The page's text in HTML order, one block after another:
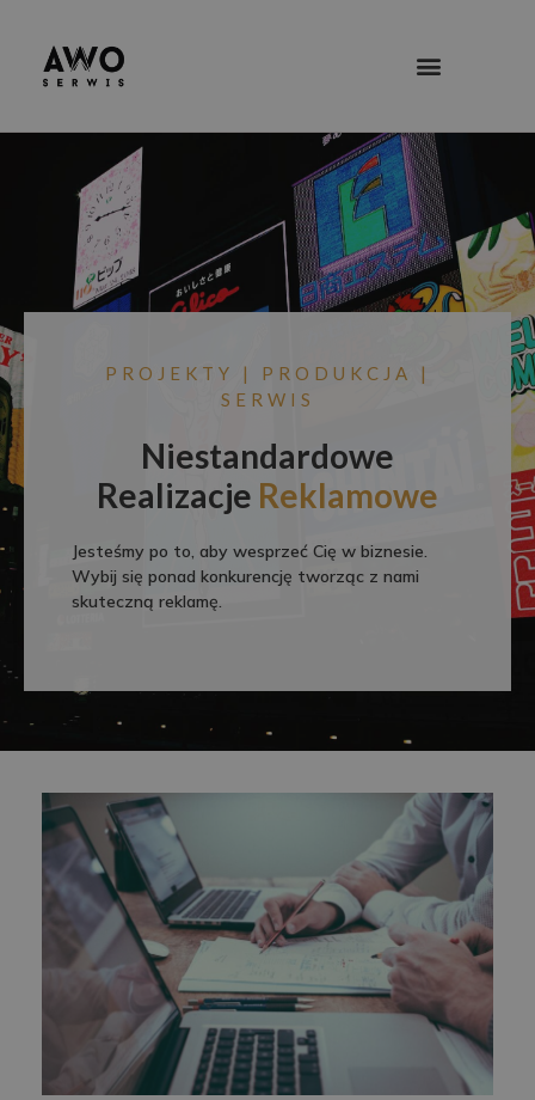
PROJEKTY | PRODUKCJA |
SERWIS
Niestandardowe
Realizacje Reklamowe
Jesteśmy po to, aby wesprzeć Cię w biznesie.
Wybij się ponad konkurencję tworząc z nami
skuteczną reklamę.